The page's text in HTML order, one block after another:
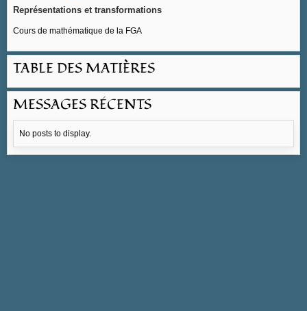
Représentations et transformations
Cours de mathématique de la FGA
TABLE DES MATIÈRES
MESSAGES RÉCENTS
No posts to display.